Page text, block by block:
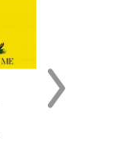
PO DRUGIE